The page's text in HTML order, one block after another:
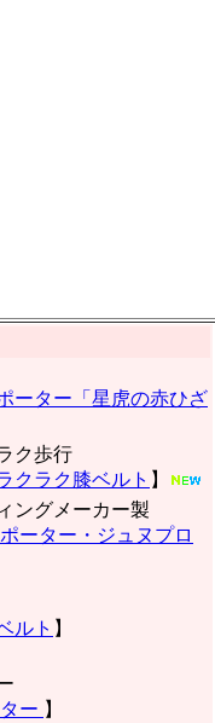
ーター「星虎の赤ひざ
ク歩行
クラク膝ベルト 】
ングメーカー製
ーター・ジュヌプロ
ルト 】
ー 】